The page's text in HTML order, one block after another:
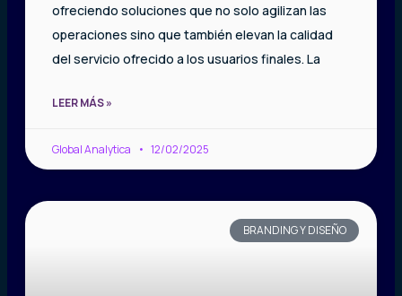
ofreciendo soluciones que no solo agilizan las
operaciones sino que también elevan la calidad
del servicio ofrecido a los usuarios finales. La
LEER MÁS »
Global Analytica 12/02/2025
BRANDING Y DISEÑO